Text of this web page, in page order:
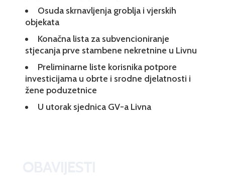
Osuda skrnavljenja groblja i vjerskih
objekata
Konačna lista za subvencioniranje
stjecanja prve stambene nekretnine u Livnu
Preliminarne liste korisnika potpore
investicijama u obrte i srodne djelatnosti i
žene poduzetnice
U utorak sjednica GV-a Livna